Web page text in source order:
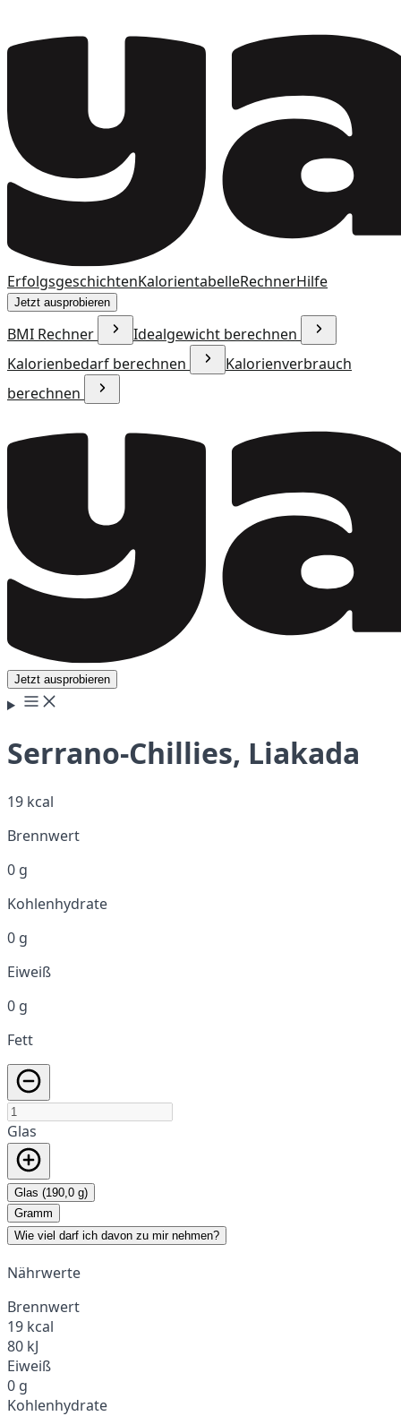
ErfolgsgeschichtenKalorientabelleRechnerHilfe
Jetzt ausprobieren
BMI Rechner
Idealgewicht berechnen
Kalorienbedarf berechnen
Kalorienverbrauch
berechnen
Jetzt ausprobieren
Serrano-Chillies, Liakada
19 kcal
Brennwert
0 g
Kohlenhydrate
0 g
Eiweiß
0 g
Fett
Glas
Glas (190,0 g)
Gramm
Wie viel darf ich davon zu mir nehmen?
Nährwerte
Brennwert
19 kcal
80 kJ
Eiweiß
0 g
Kohlenhydrate